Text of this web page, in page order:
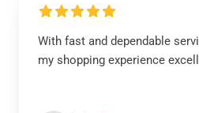
With fast and dependable
my shopping experience